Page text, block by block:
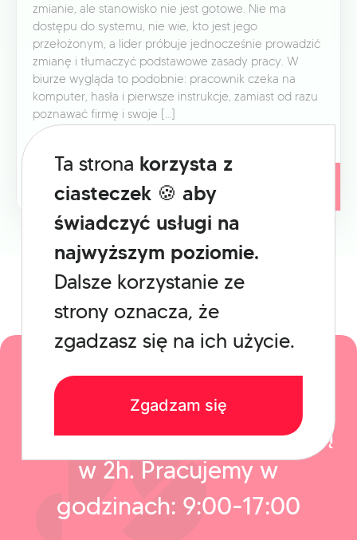
Ta strona korzysta z
ciasteczek 🍪 aby
świadczyć usługi na
najwyższym poziomie.
Dalsze korzystanie ze
strony oznacza, że
zgadzasz się na ich użycie.
Zgadzam się
zmianie, ale stanowisko nie jest gotowe. Nie ma
dostępu do systemu, nie wie, kto jest jego
przełożonym, a lider próbuje jednocześnie prowadzić
zmianę i tłumaczyć podstawowe zasady pracy. W
biurze wygląda to podobnie: pracownik czeka na
komputer, hasła i pierwsze instrukcje, zamiast od razu
poznawać firmę i swoje […]
Zadzwoń lub napisz do nas.
Skontaktujemy się z Tobą
w 2h.Pracujemy w
godzinach: 9:00-17:00